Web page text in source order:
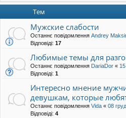
Тем
Мужские слабости
Останнє повідомлення Andrey
Відповіді: 17
Любимые темы для
Останнє повідомлення DariaDor «
Відповіді: 1
Интересно мнение
девушкам, которые
Останнє повідомлення Vida « 08
Відповіді: 4